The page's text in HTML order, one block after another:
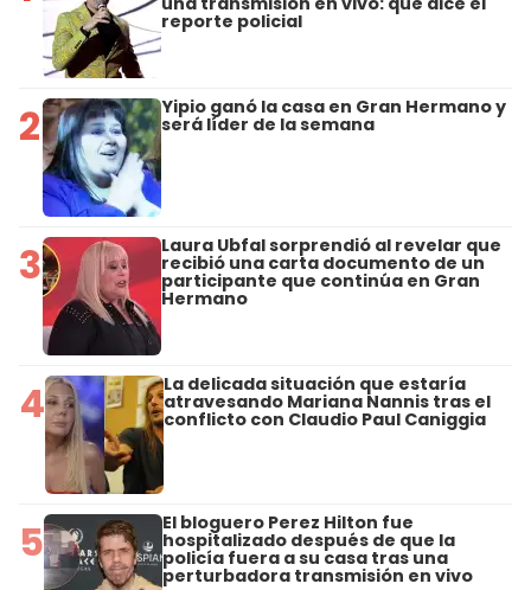
reporte policial
2 Yipio ganó la casa en Gran Hermano y
será líder de la semana
3 Laura Ubfal sorprendió al revelar que
recibió una carta documento de un
participante que continúa en Gran
Hermano
4 La delicada situación que estaría
atravesando Mariana Nannis tras el
conflicto con Claudio Paul Caniggia
5 El bloguero Perez Hilton fue
hospitalizado después de que la
policía fuera a su casa tras una
perturbadora transmisión en vivo